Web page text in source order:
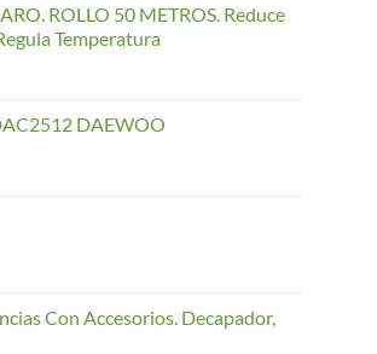
ROLLO 50 METROS. Reduce
Temperatura
DAEWOO
Con Accesorios. Decapador,